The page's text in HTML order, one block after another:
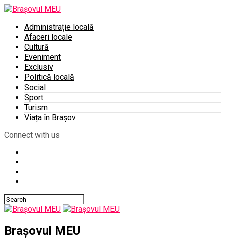
Administrație locală
Afaceri locale
Cultură
Eveniment
Exclusiv
Politică locală
Social
Sport
Turism
Viața în Brașov
Connect with us
Brașovul MEU